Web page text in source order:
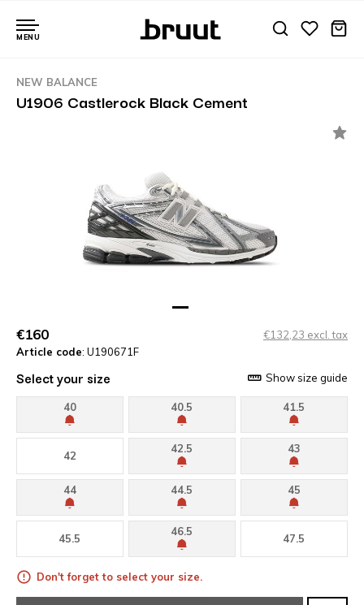
MENU
NEW BALANCE
U1906 Castlerock Black Cement
€160
€132,23 excl. tax
Article code: U190671F
Select your size Show size guide
40 40.5 41.5
42
42.5 43
44 44.5 45
45.5
46.5
47.5
Don't forget to select your size.